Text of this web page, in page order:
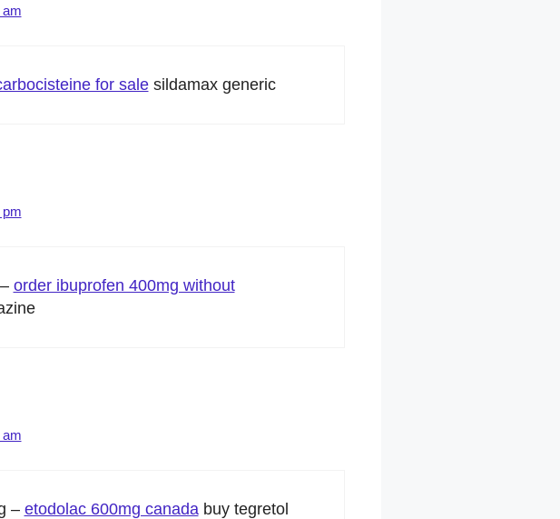
for salesildamax generic
order ibuprofen 400mg without
– etodolac 600mg canada buy tegretol